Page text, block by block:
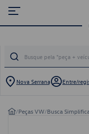
Nova Serrana Entre/
/Peças VW/Busca